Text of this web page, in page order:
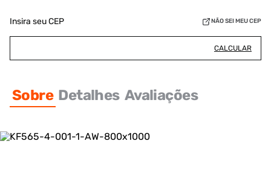
Insira seu CEP NÃO SEI MEU CEP
CALCULAR
Sobre Detalhes Avaliações